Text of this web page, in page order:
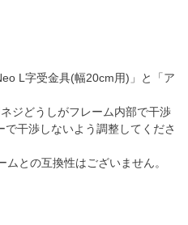
L字受金具(幅20cm用)」と「ア
ジどうしがフレーム内部で干渉
干渉しないよう調整してくださ
との互換性はございません。